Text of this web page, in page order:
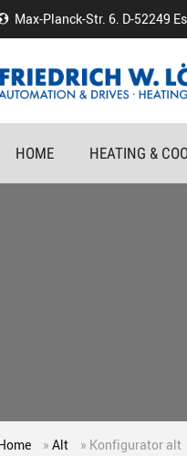
Max-Planck-Str. 6. D-52249
HOME HEATING &
» Alt » Konfigurator alt